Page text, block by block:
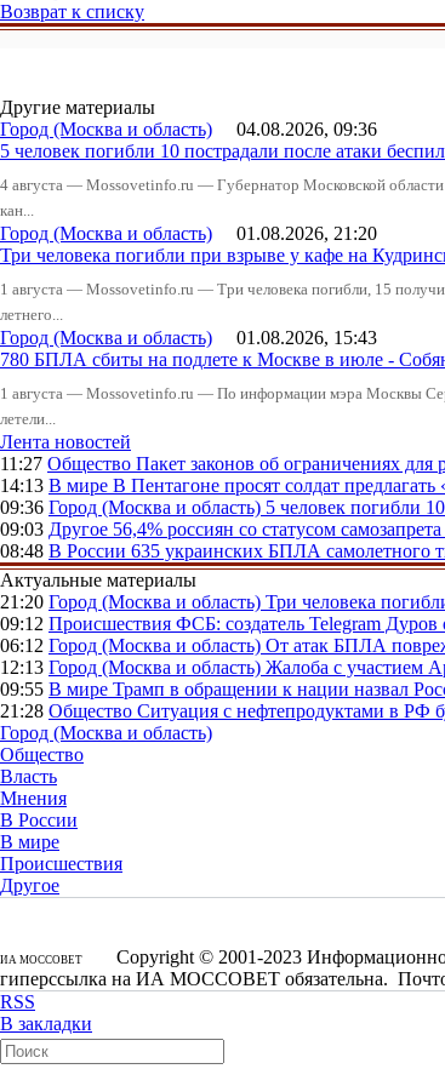
Возврат к списку
Другие материалы
Город (Москва и область) 04.08.2026, 09:36
5 человек погибли 10 пострадали после атаки
4 августа — Mossovetinfo.ru — Губернатор Московской
кан...
Город (Москва и область) 01.08.2026, 21:20
Три человека погибли при взрыве у кафе на
1 августа — Mossovetinfo.ru — Три человека погибли, 15
летнего...
Город (Москва и область) 01.08.2026, 15:43
780 БПЛА сбиты на подлете к Москве в июле -
1 августа — Mossovetinfo.ru — По информации мэра Москвы
летели...
Лента новостей
11:27 Общество Пакет законов об ограничениях
14:13 В мире В Пентагоне просят солдат
09:36 Город (Москва и область) 5 человек погибли
09:03 Другое 56,4% россиян со статусом
08:48 В России 635 украинских БПЛА самолетного
Актуальные материалы
21:20 Город (Москва и область) Три человека
09:12 Происшествия ФСБ: создатель Telegram Дуров
06:12 Город (Москва и область) От атак БПЛА
12:13 Город (Москва и область) Жалоба с участием
09:55 В мире Трамп в обращении к нации назвал
21:28 Общество Ситуация с нефтепродуктами в РФ
Город (Москва и область)
Общество
Власть
Мнения
В России
В мире
Происшествия
Другое
ИА МОССОВЕТ
Copyright © 2001-2023
гиперссылка на ИА МОССОВЕТ обязательна.
RSS
В закладки